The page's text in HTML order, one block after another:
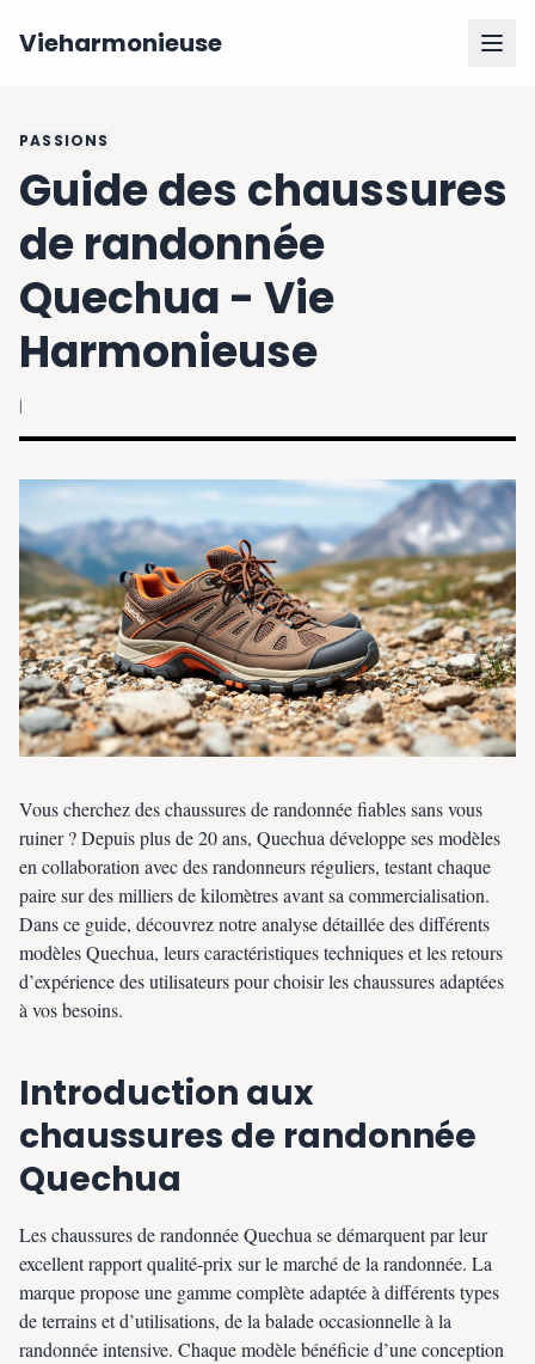
Vieharmonieuse
PASSIONS
Guide des chaussures
de randonnée
Quechua - Vie
Harmonieuse
|
Vous cherchez des chaussures de randonnée fiables sans vous
ruiner ? Depuis plus de 20 ans, Quechua développe ses modèles
en collaboration avec des randonneurs réguliers, testant chaque
paire sur des milliers de kilomètres avant sa commercialisation.
Dans ce guide, découvrez notre analyse détaillée des différents
modèles Quechua, leurs caractéristiques techniques et les retours
d’expérience des utilisateurs pour choisir les chaussures adaptées
à vos besoins.
Introduction aux
chaussures de randonnée
Quechua
Les chaussures de randonnée Quechua se démarquent par leur
excellent rapport qualité-prix sur le marché de la randonnée. La
marque propose une gamme complète adaptée à différents types
de terrains et d’utilisations, de la balade occasionnelle à la
randonnée intensive. Chaque modèle bénéficie d’une conception